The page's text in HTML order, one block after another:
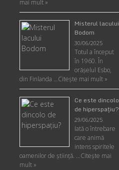
mai mult »
Misterul lacului
Bodom
30/06/2025
Totul a început
în 1960. În
orășelul Esbo,
din Finlanda …Citește mai mult »
Ce este dincolo
de hiperspaţiu?
29/06/2025
Iată o întrebare
care animă
intens spiritele
oamenilor de ştiinţă. …Citește mai
mult »